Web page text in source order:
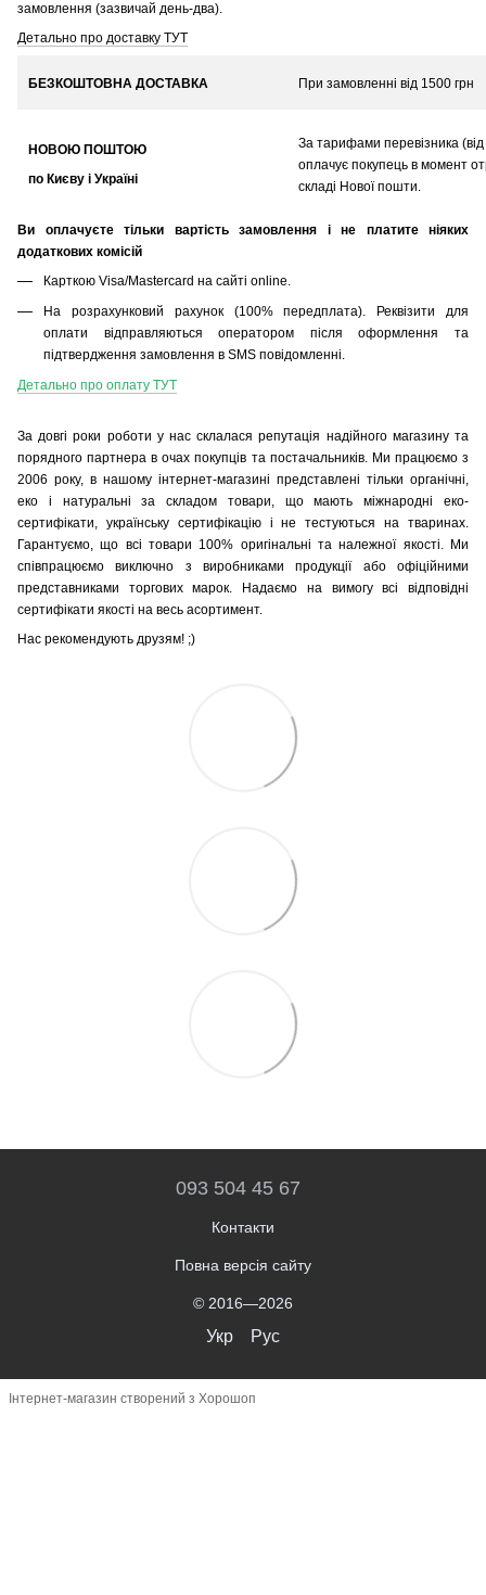
замовлення (зазвичай день-два).
Детально про доставку ТУТ
БЕЗКОШТОВНА ДОСТАВКА При замовленні від 1500 грн
НОВОЮ ПОШТОЮ
по Києву і Україні
За тарифами перевізника (від
оплачує покупець в момент
складі Нової пошти.
Ви оплачуєте тільки вартість замовлення і не платите ніяких
додаткових комісій
Карткою Visa/Mastercard на сайті online.
На розрахунковий рахунок (100% передплата). Реквізити для
оплати відправляються оператором після оформлення та
підтвердження замовлення в SMS повідомленні.
Детально про оплату ТУТ
За довгі роки роботи у нас склалася репутація надійного магазину та
порядного партнера в очах покупців та постачальників. Ми працюємо з
2006 року, в нашому інтернет-магазині представлені тільки органічні,
еко і натуральні за складом товари, що мають міжнародні еко-
сертифікати, українську сертифікацію і не тестуються на тваринах.
Гарантуємо, що всі товари 100% оригінальні та належної якості. Ми
співпрацюємо виключно з виробниками продукції або офіційними
представниками торгових марок. Надаємо на вимогу всі відповідні
сертифікати якості на весь асортимент.
Нас рекомендують друзям! ;)
093 504 45 67
Контакти
Повна версія сайту
© 2016—2026
Укр Рус
Інтернет-магазин створений з Хорошоп